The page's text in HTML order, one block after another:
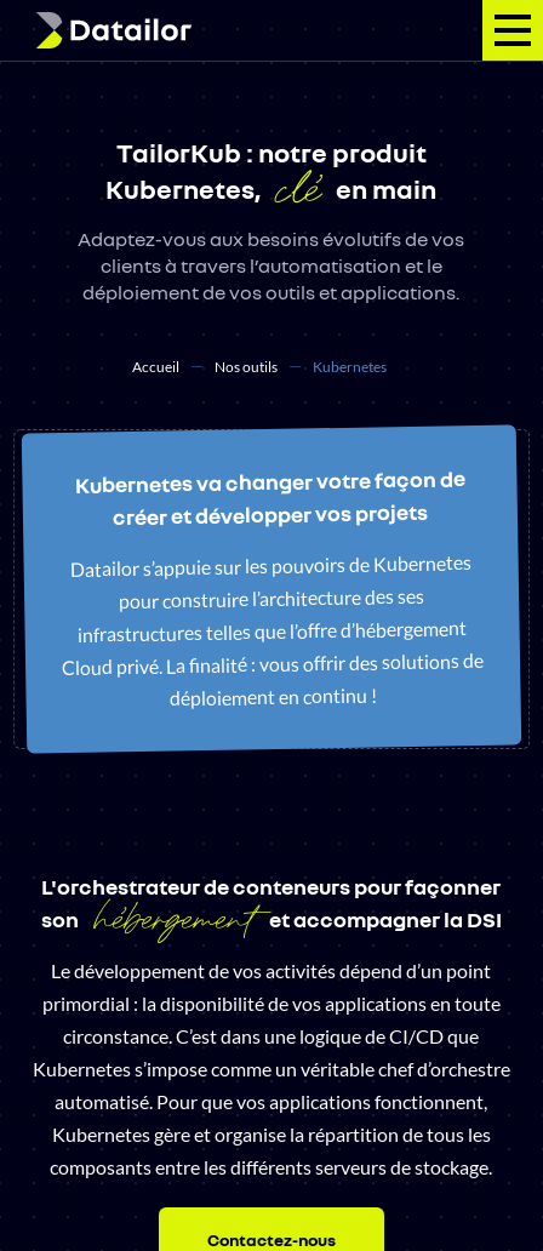
TailorKub : notre produit
Kubernetes, clé en main
Adaptez-vous aux besoins évolutifs de vos
clients à travers l’automatisation et le
déploiement de vos outils et applications.
Accueil Nos outils Kubernetes
Kubernetes va changer votre façon de
créer et développer vos projets
Datailor s’appuie sur les pouvoirs de Kubernetes
pour construire l’architecture des ses
infrastructures telles que l’offre d’hébergement
Cloud privé. La finalité : vous offrir des solutions de
déploiement en continu !
L'orchestrateur de conteneurs pour façonner
son
hébergement et accompagner la DSI
Le développement de vos activités dépend d’un point
primordial : la disponibilité de vos applications en toute
circonstance. C’est dans une logique de CI/CD que
Kubernetes s’impose comme un véritable chef d’orchestre
automatisé. Pour que vos applications fonctionnent,
Kubernetes gère et organise la répartition de tous les
composants entre les différents serveurs de stockage.
Contactez-nous
Votre projet
Nos services
Nos outils
Notre vision
Qui sommes-nous ?